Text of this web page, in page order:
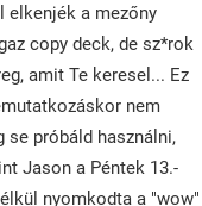
elkenjék a mezőny
copy deck, de sz*rok
amit Te keresel... Ez
nem
se próbáld használni,
Jason a Péntek 13.-
nyomkodta a "wow"